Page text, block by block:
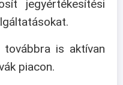
jegyértékesítési
is aktívan
piacon.